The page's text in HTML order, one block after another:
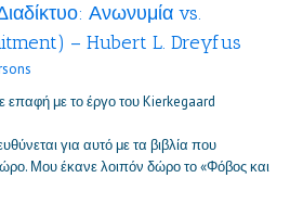
Ανωνυμία vs.
– Hubert L. Dreyfus
με το έργο του Kierkegaard
για αυτό με τα βιβλία που
Μου έκανε λοιπόν δώρο το «Φόβος και